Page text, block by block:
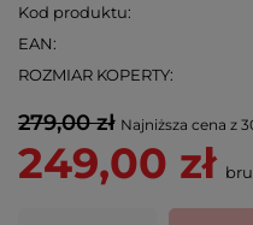
Kod produktu
EAN
ROZMIAR KOPERTY
279,00 zł Najniższa cena z
249,00 zł